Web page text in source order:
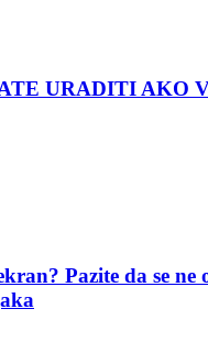
URADITI AKO
Pazite da se ne